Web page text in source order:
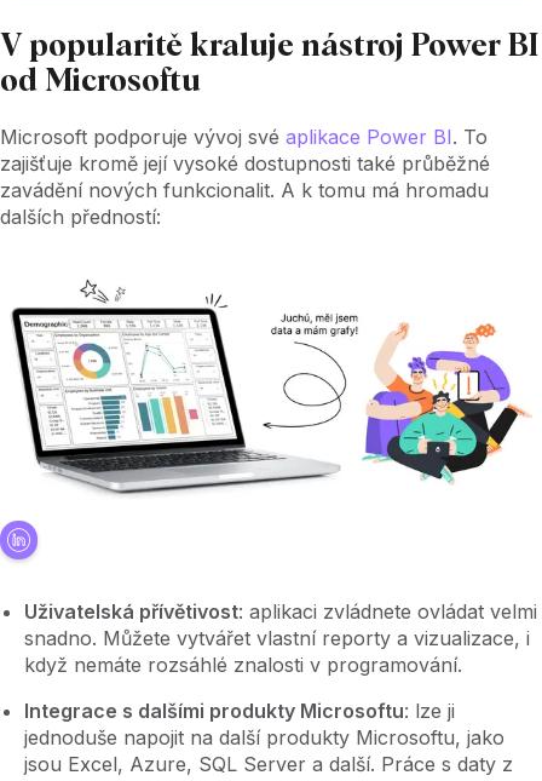
V popularitě kraluje nástroj Power BI
od Microsoftu
Microsoft podporuje vývoj své aplikace Power BI. To
zajišťuje kromě její vysoké dostupnosti také průběžné
zavádění nových funkcionalit. A k tomu má hromadu
dalších předností:
Uživatelská přívětivost: aplikaci zvládnete ovládat velmi
snadno. Můžete vytvářet vlastní reporty a vizualizace, i
když nemáte rozsáhlé znalosti v programování.
Integrace s dalšími produkty Microsoftu: lze ji
jednoduše napojit na další produkty Microsoftu, jako
jsou Excel, Azure, SQL Server a další. Práce s daty z